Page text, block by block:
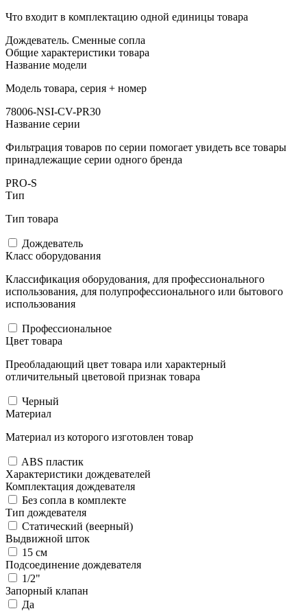
Что входит в комплектацию одной единицы товара
Дождеватель. Сменные сопла
Общие характеристики товара
Название модели
Модель товара, серия + номер
78006-NSI-CV-PR30
Название серии
Фильтрация товаров по серии помогает увидеть все товары
принадлежащие серии одного бренда
PRO-S
Тип
Тип товара
Дождеватель
Класс оборудования
Классификация оборудования, для профессионального
использования, для полупрофессионального или бытового
использования
Профессиональное
Цвет товара
Преобладающий цвет товара или характерный
отличительный цветовой признак товара
Черный
Материал
Материал из которого изготовлен товар
ABS пластик
Характеристики дождевателей
Комплектация дождевателя
Без сопла в комплекте
Тип дождевателя
Статический (веерный)
Выдвижной шток
15 см
Подсоединение дождевателя
1/2"
Запорный клапан
Да